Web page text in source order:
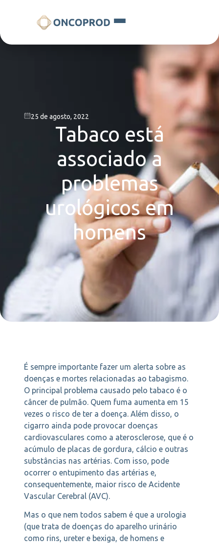
25 de agosto, 2022
Tabaco está
associado a
problemas
urológicos em
homens
É sempre importante fazer um alerta sobre as
doenças e mortes relacionadas ao tabagismo.
O principal problema causado pelo tabaco é o
câncer de pulmão. Quem fuma aumenta em 15
vezes o risco de ter a doença. Além disso, o
cigarro ainda pode provocar doenças
cardiovasculares como a aterosclerose, que é o
acúmulo de placas de gordura, cálcio e outras
substâncias nas artérias. Com isso, pode
ocorrer o entupimento das artérias e,
consequentemente, maior risco de Acidente
Vascular Cerebral (AVC).
Mas o que nem todos sabem é que a urologia
(que trata de doenças do aparelho urinário
como rins, ureter e bexiga, de homens e